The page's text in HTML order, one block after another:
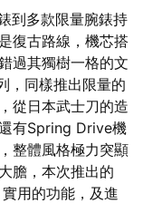
到多款限量腕錶持
復古路線，機芯搭
過其獨樹一格的文
，同樣推出限量的
從日本武士刀的造
有Spring Drive機
整體風格極力突顯
膽，本次推出的
用的功能，及進